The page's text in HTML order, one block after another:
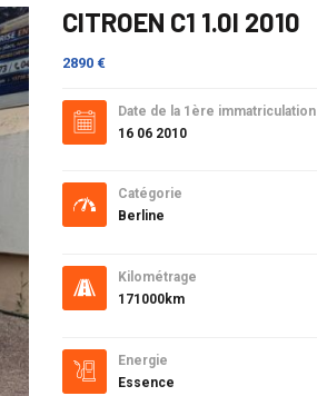
CITROEN C1 1.0I 2010
2890 €
Date de la 1ère immatriculation
16 06 2010
Catégorie
Berline
Kilométrage
171000km
Energie
Essence